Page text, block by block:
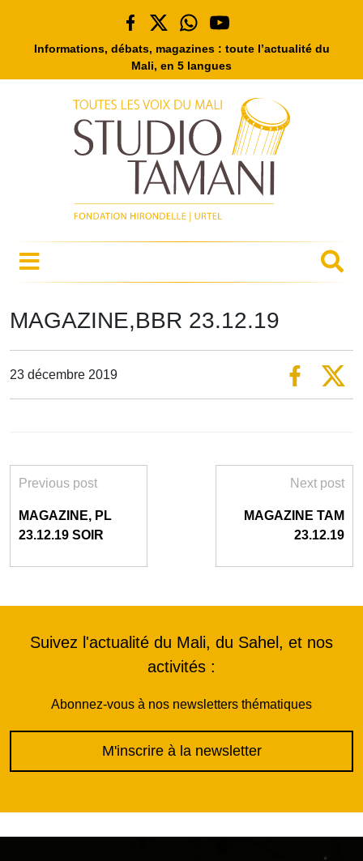
Informations, débats, magazines : toute l’actualité du
Mali, en 5 langues
MAGAZINE,BBR 23.12.19
23 décembre 2019
Previous post
MAGAZINE, PL
23.12.19 SOIR
Next post
MAGAZINE TAM
23.12.19
Suivez l'actualité du Mali, du Sahel, et nos
activités :
Abonnez-vous à nos newsletters thématiques
M'inscrire à la newsletter